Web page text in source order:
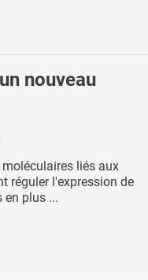
nouveau
moléculaires liés aux
réguler l'expression de
en plus ...